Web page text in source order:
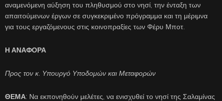
αναμενόμενη αύξηση του πληθυσμού στο νησί, την ένταξη των
απαιτούμενων έργων σε συγκεκριμένο πρόγραμμα και τη μέριμνα
για τους εργαζόμενους στις κοινοπραξίες των Φέρυ Μποτ.
Η ΑΝΑΦΟΡΑ
Προς τον κ. Υπουργό Υποδομών και Μεταφορών
ΘΕΜΑ: Να εκπονηθούν μελέτες, να ενισχυθεί το νησί της Σαλαμίνας